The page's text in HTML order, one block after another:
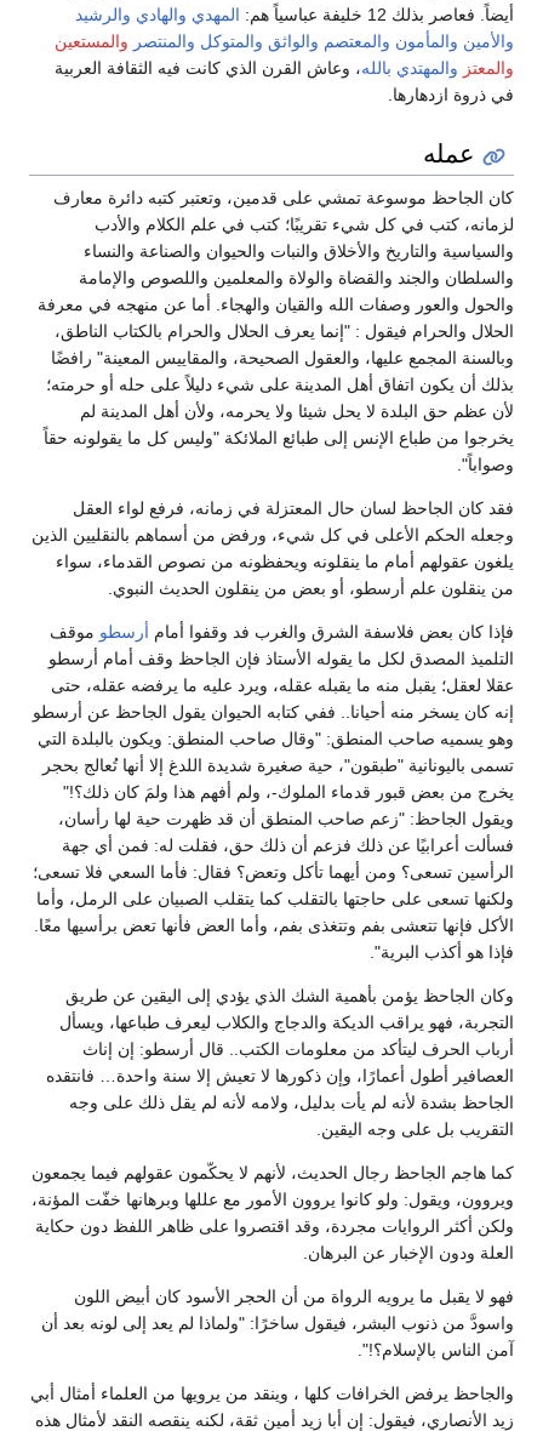
أيضاً. فعاصر بذلك 12 خليفة عباسياً هم:
المهدي والهادي
والرشيد
والأمين
والمأمون والمعتصم والواثق والمتوكل والمنتصر
والمستعين
والمعتز
والمهتدي بالله، وعاش القرن الذي كانت فيه الثقافة العربية
في ذروة ازدهارها.
عمله
كان الجاحظ موسوعة تمشي على قدمين، وتعتبر كتبه دائرة معارف
لزمانه، كتب في كل شيء تقريبًا؛ كتب في علم الكلام والأدب
والسياسية والتاريخ والأخلاق والنبات والحيوان والصناعة والنساء
والسلطان والجند والقضاة والولاة والمعلمين واللصوص والإمامة
والحول والعور وصفات الله والقيان والهجاء. أما عن منهجه في معرفة
الحلال والحرام فيقول : "إنما يعرف الحلال والحرام بالكتاب الناطق،
وبالسنة المجمع عليها، والعقول الصحيحة، والمقاييس المعينة" رافضًا
بذلك أن يكون اتفاق أهل المدينة على شيء دليلاً على حله أو حرمته؛
لأن عظم حق البلدة لا يحل شيئا ولا يحرمه، ولأن أهل المدينة لم
يخرجوا من طباع الإنس إلى طبائع الملائكة "وليس كل ما يقولونه حقاً
وصواباً".
فقد كان الجاحظ لسان حال المعتزلة في زمانه، فرفع لواء العقل
وجعله الحكم الأعلى في كل شيء، ورفض من أسماهم بالنقليين الذين
يلغون عقولهم أمام ما ينقلونه ويحفظونه من نصوص القدماء، سواء
من ينقلون علم أرسطو، أو بعض من ينقلون الحديث النبوي.
فإذا كان بعض فلاسفة الشرق والغرب فد وقفوا أمام أرسطوموقف
التلميذ المصدق لكل ما يقوله الأستاذ فإن الجاحظ وقف أمام أرسطو
عقلا لعقل؛ يقبل منه ما يقبله عقله، ويرد عليه ما يرفضه عقله، حتى
إنه كان يسخر منه أحيانا.. ففي كتابه الحيوان يقول الجاحظ عن أرسطو
وهو يسميه صاحب المنطق: "وقال صاحب المنطق: ويكون بالبلدة التي
تسمى باليونانية "طبقون"، حية صغيرة شديدة اللدغ إلا أنها تُعالج بحجر
يخرج من بعض قبور قدماء الملوك-، ولم أفهم هذا ولمَ كان ذلك؟!"
ويقول الجاحظ: "زعم صاحب المنطق أن قد ظهرت حية لها رأسان،
فسألت أعرابيًا عن ذلك فزعم أن ذلك حق، فقلت له: فمن أي جهة
الرأسين تسعى؟ ومن أيهما تأكل وتعض؟ فقال: فأما السعي فلا تسعى؛
ولكنها تسعى على حاجتها بالتقلب كما يتقلب الصبيان على الرمل، وأما
الأكل فإنها تتعشى بفم وتتغذى بفم، وأما العض فأنها تعض برأسيها معًا.
فإذا هو أكذب البرية".
وكان الجاحظ يؤمن بأهمية الشك الذي يؤدي إلى اليقين عن طريق
التجربة، فهو يراقب الديكة والدجاج والكلاب ليعرف طباعها، ويسأل
أرباب الحرف ليتأكد من معلومات الكتب.. قال أرسطو: إن إناث
العصافير أطول أعمارًا، وإن ذكورها لا تعيش إلا سنة واحدة… فانتقده
الجاحظ بشدة لأنه لم يأت بدليل، ولامه لأنه لم يقل ذلك على وجه
التقريب بل على وجه اليقين.
كما هاجم الجاحظ رجال الحديث، لأنهم لا يحكّمون عقولهم فيما يجمعون
ويروون، ويقول: ولو كانوا يروون الأمور مع عللها وبرهانها خفّت المؤنة،
ولكن أكثر الروايات مجردة، وقد اقتصروا على ظاهر اللفظ دون حكاية
العلة ودون الإخبار عن البرهان.
فهو لا يقبل ما يرويه الرواة من أن الحجر الأسود كان أبيض اللون
واسودَّ من ذنوب البشر، فيقول ساخرًا: "ولماذا لم يعد إلى لونه بعد أن
آمن الناس بالإسلام؟!".
والجاحظ يرفض الخرافات كلها ، وينقد من يرويها من العلماء أمثال أبي
زيد الأنصاري، فيقول: إن أبا زيد أمين ثقة، لكنه ينقصه النقد لأمثال هذه